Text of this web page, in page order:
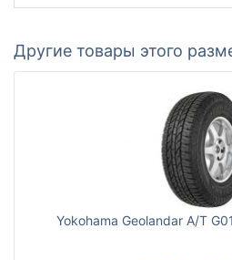
Другие товары этого
Yokohama Geolandar A/T